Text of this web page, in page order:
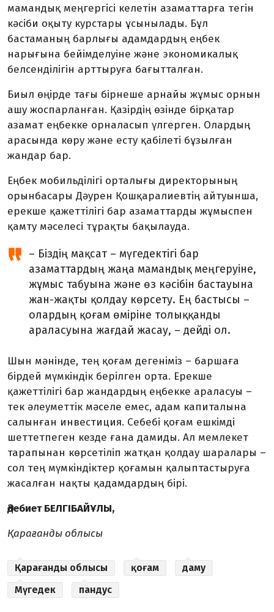
мамандық меңгергісі келетін азаматтарға тегін
кәсіби оқыту курстары ұсынылады. Бұл
бастаманың барлығы адамдардың еңбек
нарығына бейімделуіне және экономикалық
белсенділігін арттыруға бағытталған.
Биыл өңірде тағы бірнеше арнайы жұмыс орнын
ашу жоспарланған. Қазірдің өзінде бірқатар
азамат еңбекке орналасып үлгерген. Олардың
арасында көру және есту қабілеті бұзылған
жандар бар.
Еңбек мобильділігі орталығы дирек­торы­ның
орынбасары Дәурен Қошқа­ралиевтің айтуынша,
ерекше қажеттілігі бар азаматтарды жұмыспен
қамту мәселесі тұрақты бақылауда.
– Біздің мақсат – мүгедектігі бар
азаматтардың жаңа мамандық меңгеруіне,
жұмыс табуына және өз кәсібін бастауына
жан-жақты қолдау көрсету. Ең бастысы –
олардың қоғам өміріне толыққанды
араласуына жағдай жасау, – дейді ол.
Шын мәнінде, тең қоғам дегеніміз – баршаға
бірдей мүмкіндік берілген орта. Ерекше
қажеттілігі бар жандардың еңбекке араласуы –
тек әлеуметтік мәселе емес, адам капиталына
салынған инвестиция. Себебі қоғам ешкімді
шеттетпеген кезде ғана дамиды. Ал мемлекет
тарапынан көрсетіліп жатқан қолдау шаралары –
сол тең мүмкіндіктер қоғамын қалыптастыруға
жасалған нақты қадамдардың бірі.
Әдебиет БЕЛГІБАЙҰЛЫ,
Қарағанды облысы
Қарағанды облысы қоғам
даму
Мүгедек
пандус